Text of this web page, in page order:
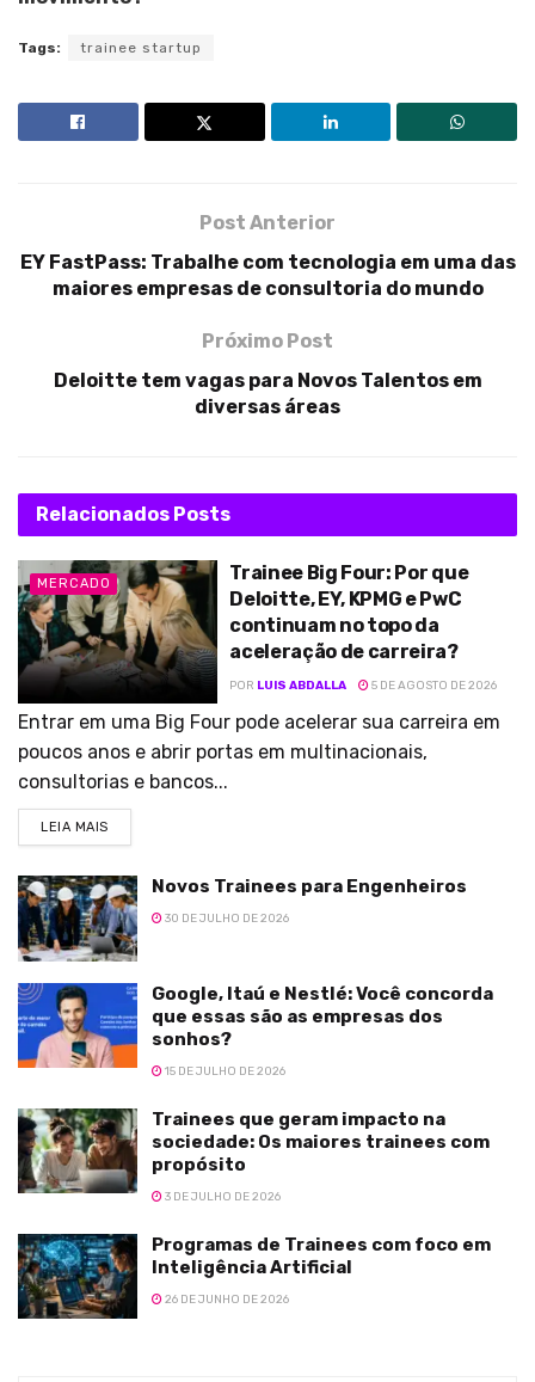
Tags: trainee startup
Post Anterior
EY FastPass: Trabalhe com tecnologia em uma das
maiores empresas de consultoria do mundo
Próximo Post
Deloitte tem vagas para Novos Talentos em
diversas áreas
Relacionados Posts
MERCADO
Trainee Big Four: Por que
Deloitte, EY, KPMG e PwC
continuam no topo da
aceleração de carreira?
POR LUIS ABDALLA 5 DE AGOSTO DE 2026
Entrar em uma Big Four pode acelerar sua carreira em
poucos anos e abrir portas em multinacionais,
consultorias e bancos...
LEIA MAIS
Novos Trainees para Engenheiros
30 DE JULHO DE 2026
Google, Itaú e Nestlé: Você concorda
que essas são as empresas dos
sonhos?
15 DE JULHO DE 2026
Trainees que geram impacto na
sociedade: Os maiores trainees com
propósito
3 DE JULHO DE 2026
Programas de Trainees com foco em
Inteligência Artificial
26 DE JUNHO DE 2026